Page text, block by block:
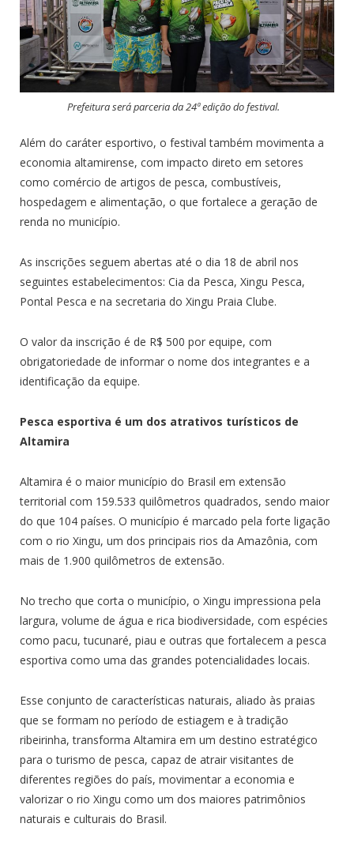
Prefeitura será parceria da 24ª edição do festival.
Além do caráter esportivo, o festival também movimenta a
economia altamirense, com impacto direto em setores
como comércio de artigos de pesca, combustíveis,
hospedagem e alimentação, o que fortalece a geração de
renda no município.
As inscrições seguem abertas até o dia 18 de abril nos
seguintes estabelecimentos: Cia da Pesca, Xingu Pesca,
Pontal Pesca e na secretaria do Xingu Praia Clube.
O valor da inscrição é de R$ 500 por equipe, com
obrigatoriedade de informar o nome dos integrantes e a
identificação da equipe.
Pesca esportiva é um dos atrativos turísticos de
Altamira
Altamira é o maior município do Brasil em extensão
territorial com 159.533 quilômetros quadrados, sendo maior
do que 104 países. O município é marcado pela forte ligação
com o rio Xingu, um dos principais rios da Amazônia, com
mais de 1.900 quilômetros de extensão.
No trecho que corta o município, o Xingu impressiona pela
largura, volume de água e rica biodiversidade, com espécies
como pacu, tucunaré, piau e outras que fortalecem a pesca
esportiva como uma das grandes potencialidades locais.
Esse conjunto de características naturais, aliado às praias
que se formam no período de estiagem e à tradição
ribeirinha, transforma Altamira em um destino estratégico
para o turismo de pesca, capaz de atrair visitantes de
diferentes regiões do país, movimentar a economia e
valorizar o rio Xingu como um dos maiores patrimônios
naturais e culturais do Brasil.